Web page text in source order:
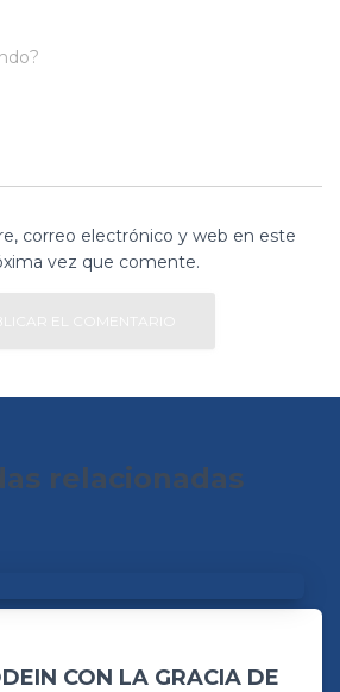
correo electrónico y web en este
vez que comente.
relacionadas
CON LA GRACIA DE